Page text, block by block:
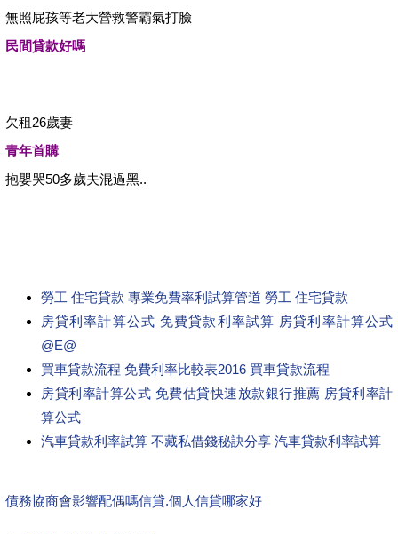
無照屁孩等老大營救警霸氣打臉
民間貸款好嗎
欠租26歲妻
青年首購
抱嬰哭50多歲夫混過黑..
勞工 住宅貸款 專業免費率利試算管道 勞工 住宅貸款
房貸利率計算公式 免費貸款利率試算 房貸利率計算公式
@E@
買車貸款流程 免費利率比較表2016 買車貸款流程
房貸利率計算公式 免費估貸快速放款銀行推薦 房貸利率計
算公式
汽車貸款利率試算 不藏私借錢秘訣分享 汽車貸款利率試算
債務協商會影響配偶嗎信貸.個人信貸哪家好